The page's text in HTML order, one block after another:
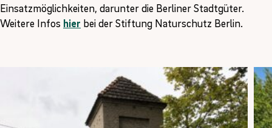
Einsatzmöglichkeiten, darunter die Berliner Stadtgüter.
Weitere Infos hier bei der Stiftung Naturschutz Berlin.